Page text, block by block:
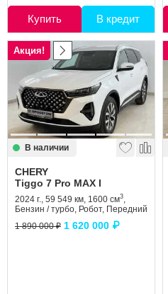
Купить В кредит
Акция!
В наличии
CHERY
Tiggo 7 Pro MAX I
2024 г., 59 549 км, 1600 см3,
Бензин / турбо, Робот, Передний
1 890 000 ₽ 1 620 000 ₽